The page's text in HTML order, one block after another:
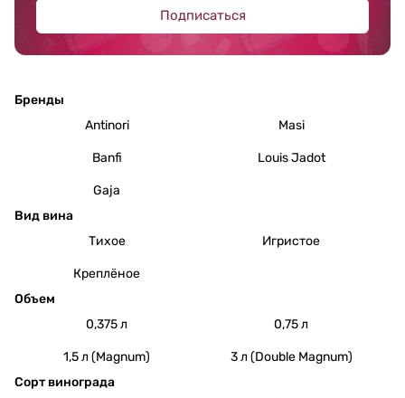
Подписаться
Бренды
Antinori
Masi
Banfi Louis Jadot
Gaja
Вид вина
Тихое
Игристое
Креплёное
Объем
0,375 л
0,75 л
1,5 л (Magnum)
3 л (Double Magnum)
Сорт винограда